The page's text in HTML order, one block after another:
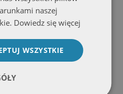
druk odporny na
UV
naszej
Dowiedz się więcej
WSZYSTKIE